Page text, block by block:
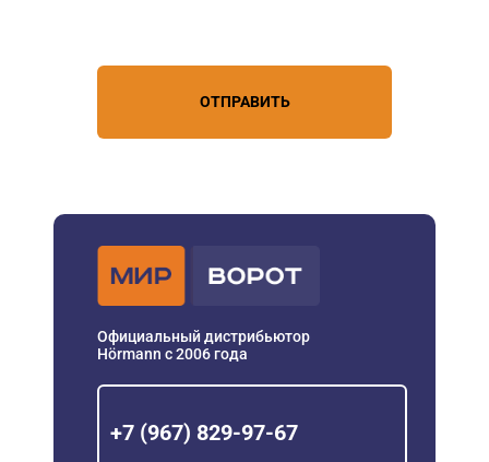
ОТПРАВИТЬ
Официальный дистрибьютор
Hörmann с 2006 года
+7 (967) 829-97-67